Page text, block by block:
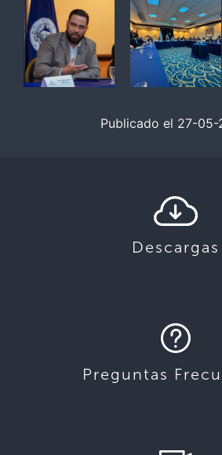
Publicado el 27-05-
Descargas
Preguntas